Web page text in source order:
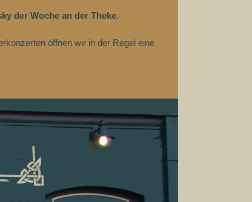
der Woche an der Theke.
öffnen wir in der Regel eine